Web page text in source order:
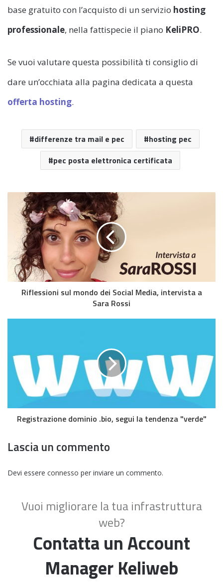
base gratuito con l’acquisto di un servizio hosting
professionale, nella fattispecie il piano KeliPRO.
Se vuoi valutare questa possibilità ti consiglio di
dare un’occhiata alla pagina dedicata a questa
offerta hosting.
differenze tra mail e pec
hosting pec
pec posta elettronica certificata
Riflessioni sul mondo dei Social Media, intervista a
Sara Rossi
Registrazione dominio .bio, segui la tendenza "verde"
Lascia un commento
Devi essere connesso per inviare un commento.
Vuoi migliorare la tua infrastruttura
web?
Contatta un Account
Manager Keliweb